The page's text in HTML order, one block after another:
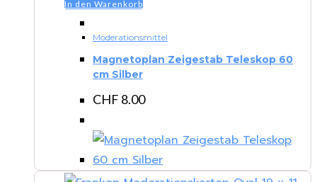
In den Warenkorb
Moderationsmittel
Magnetoplan Zeigestab Teleskop 60
cm Silber
CHF 8.00